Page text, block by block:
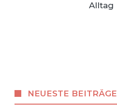
Alltag
NEUESTE BEITRÄGE